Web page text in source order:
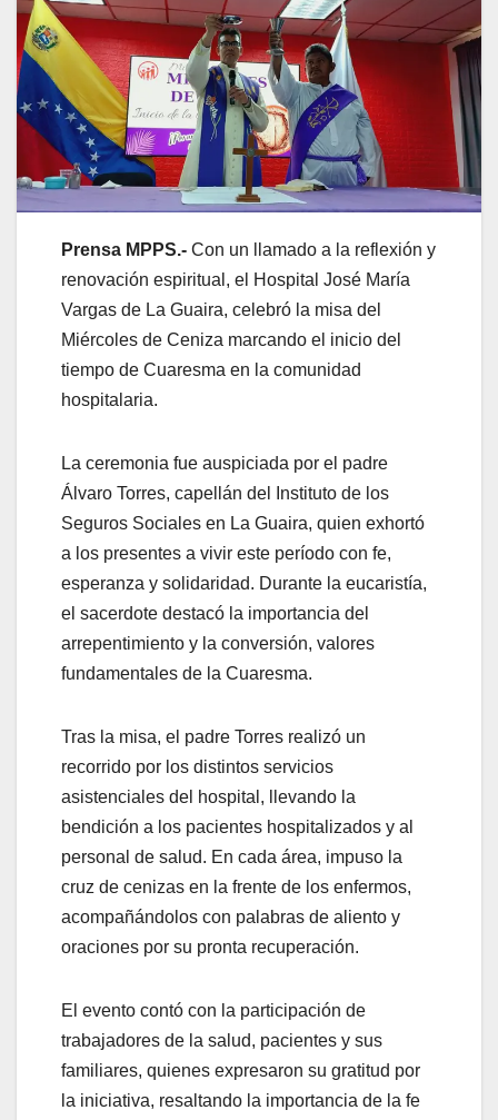
Prensa MPPS.- Con un llamado a la reflexión y
renovación espiritual, el Hospital José María
Vargas de La Guaira, celebró la misa del
Miércoles de Ceniza marcando el inicio del
tiempo de Cuaresma en la comunidad
hospitalaria.
La ceremonia fue auspiciada por el padre
Álvaro Torres, capellán del Instituto de los
Seguros Sociales en La Guaira, quien exhortó
a los presentes a vivir este período con fe,
esperanza y solidaridad. Durante la eucaristía,
el sacerdote destacó la importancia del
arrepentimiento y la conversión, valores
fundamentales de la Cuaresma.
Tras la misa, el padre Torres realizó un
recorrido por los distintos servicios
asistenciales del hospital, llevando la
bendición a los pacientes hospitalizados y al
personal de salud. En cada área, impuso la
cruz de cenizas en la frente de los enfermos,
acompañándolos con palabras de aliento y
oraciones por su pronta recuperación.
El evento contó con la participación de
trabajadores de la salud, pacientes y sus
familiares, quienes expresaron su gratitud por
la iniciativa, resaltando la importancia de la fe